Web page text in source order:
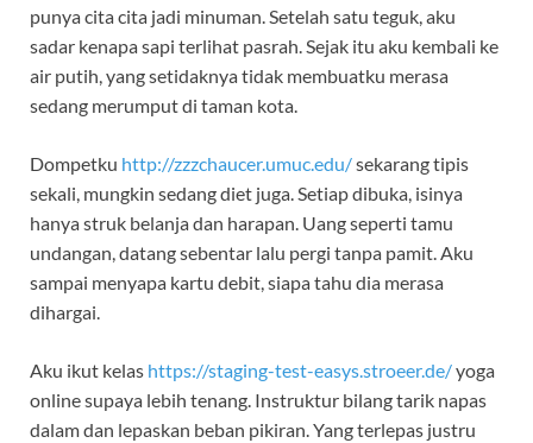
punya cita cita jadi minuman. Setelah satu teguk, aku
sadar kenapa sapi terlihat pasrah. Sejak itu aku kembali ke
air putih, yang setidaknya tidak membuatku merasa
sedang merumput di taman kota.
Dompetku http://zzzchaucer.umuc.edu/sekarang tipis
sekali, mungkin sedang diet juga. Setiap dibuka, isinya
hanya struk belanja dan harapan. Uang seperti tamu
undangan, datang sebentar lalu pergi tanpa pamit. Aku
sampai menyapa kartu debit, siapa tahu dia merasa
dihargai.
Aku ikut kelas https://staging-test-easys.stroeer.de/yoga
online supaya lebih tenang. Instruktur bilang tarik napas
dalam dan lepaskan beban pikiran. Yang terlepas justru